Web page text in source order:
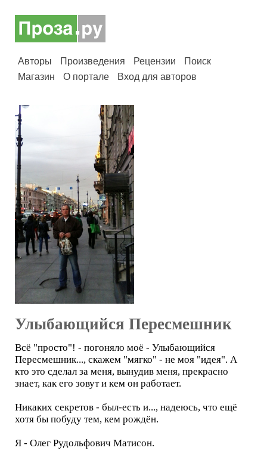
Авторы Произведения Рецензии
Поиск
Магазин
О портале Вход для авторов
Улыбающийся Пересмешник
Всё "просто"! - погоняло моё - Улыбающийся
Пересмешник..., скажем "мягко" - не моя "идея". А
кто это сделал за меня, вынудив меня, прекрасно
знает, как его зовут и кем он работает.
Никаких секретов - был-есть и..., надеюсь, что ещё
хотя бы побуду тем, кем рождён.
Я - Олег Рудольфович Матисон.